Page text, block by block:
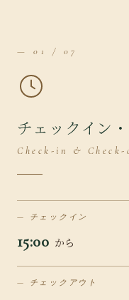
— 01 / 07
チェックイン
Check-in & Check-
チェックイン
15:00 から
チェックアウト